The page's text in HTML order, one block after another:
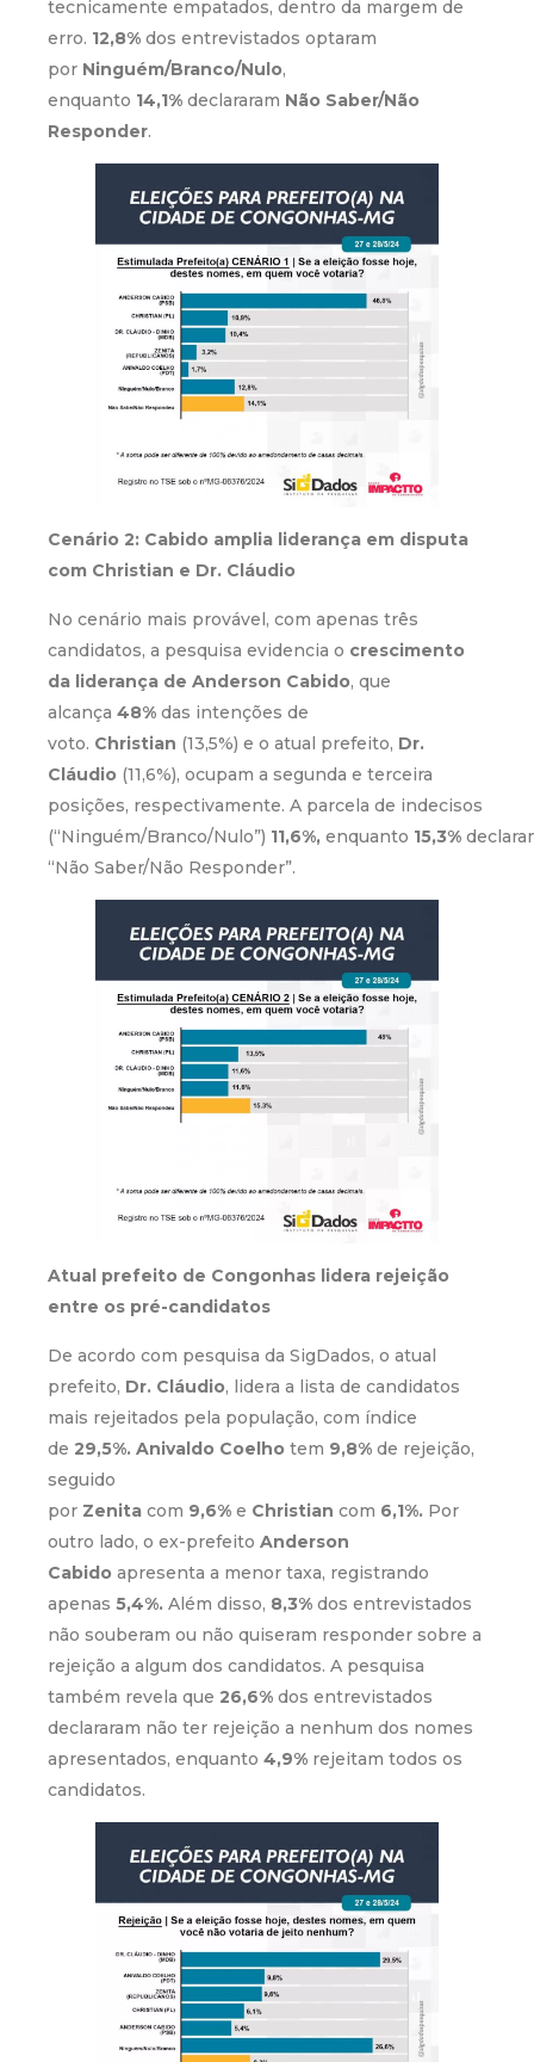
tecnicamente empatados, dentro da margem de
erro. 12,8% dos entrevistados optaram
por Ninguém/Branco/Nulo,
enquanto 14,1% declararam Não Saber/Não
Responder.
Cenário 2: Cabido amplia liderança em disputa
com Christian e Dr. Cláudio
No cenário mais provável, com apenas três
candidatos, a pesquisa evidencia o crescimento
da liderança de Anderson Cabido, que
alcança 48% das intenções de
voto. Christian (13,5%) e o atual prefeito, Dr.
Cláudio (11,6%), ocupam a segunda e terceira
posições, respectivamente. A parcela de indecisos
(“Ninguém/Branco/Nulo”) 11,6%, enquanto 15,3%
“Não Saber/Não Responder”.
Atual prefeito de Congonhas lidera rejeição
entre os pré-candidatos
De acordo com pesquisa da SigDados, o atual
prefeito, Dr. Cláudio, lidera a lista de candidatos
mais rejeitados pela população, com índice
de 29,5%. Anivaldo Coelho tem 9,8% de rejeição,
seguido
por Zenita com 9,6% e Christian com 6,1%. Por
outro lado, o ex-prefeito Anderson
Cabido apresenta a menor taxa, registrando
apenas 5,4%. Além disso, 8,3% dos entrevistados
não souberam ou não quiseram responder sobre a
rejeição a algum dos candidatos. A pesquisa
também revela que 26,6% dos entrevistados
declararam não ter rejeição a nenhum dos nomes
apresentados, enquanto 4,9% rejeitam todos os
candidatos.